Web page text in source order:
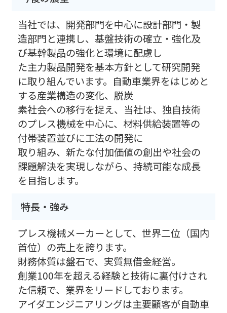
当社では、開発部門を中心に設計部門・製
造部門と連携し、基盤技術の確立・強化及
び基幹製品の強化と環境に配慮し
た主力製品開発を基本方針として研究開発
に取り組んでいます。自動車業界をはじめと
する産業構造の変化、脱炭
素社会への移行を捉え、当社は、独自技術
のプレス機械を中心に、材料供給装置等の
付帯装置並びに工法の開発に
取り組み、新たな付加価値の創出や社会の
課題解決を実現しながら、持続可能な成長
を目指します。
特長・強み
プレス機械メーカーとして、世界二位（国内
首位）の売上を誇ります。
財務体質は盤石で、実質無借金経営。
創業100年を超える経験と技術に裏付けされ
た信頼で、業界をリードしております。
アイダエンジニアリングは主要顧客が自動車